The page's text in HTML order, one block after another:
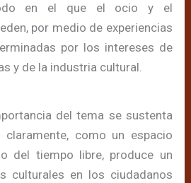
en el que el ocio y el
por medio de experiencias
por los intereses de
y de la industria cultural.
del tema se sustenta
como un espacio
del tiempo libre, produce un
culturales en los ciudadanos